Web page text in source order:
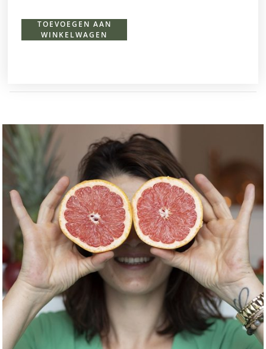
TOEVOEGEN AAN
WINKELWAGEN